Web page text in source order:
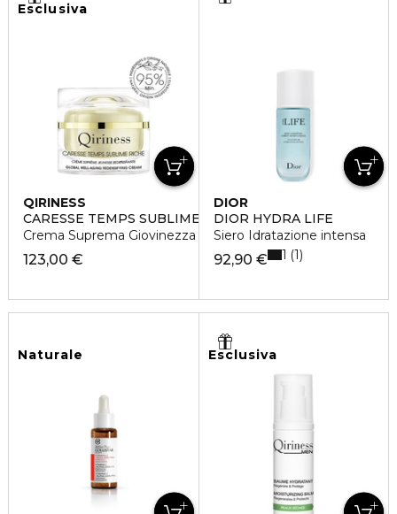
Esclusiva
QIRINESS
CARESSE TEMPS SUBLIME RICHE
Crema Suprema Giovinezza Ridensificante Versione Ricca
123,00 €
DIOR
DIOR HYDRA LIFE
Siero Idratazione intensa
92,90 € 1 1
Naturale Esclusiva